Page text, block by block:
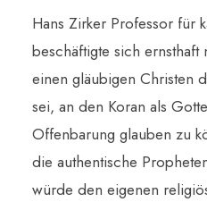
Hans Zirker Professor für
beschäftigte sich
einen gläubigen Christen
sei, an den Koran als
Offenbarung glauben zu
die authentische
würde den eigenen